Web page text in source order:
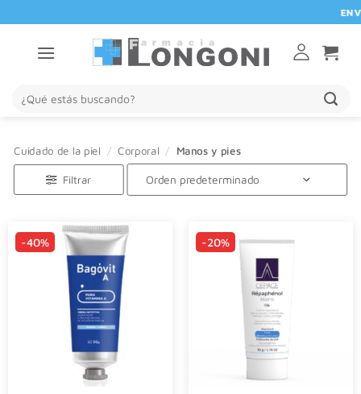
al
contenido
ENVIO
Buscar
Cuidado de la piel / Corporal / Manos y pies
Filtrar
-40% -20%